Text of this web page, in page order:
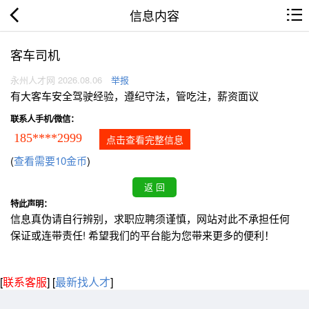
信息内容
客车司机
永州人才网 2026.08.06 举报
有大客车安全驾驶经验，遵纪守法，管吃注，薪资面议
联系人手机/微信：
185****2999 点击查看完整信息
(查看需要10金币)
特此声明：
信息真伪请自行辨别，求职应聘须谨慎，网站对此不承担任何
保证或连带责任! 希望我们的平台能为您带来更多的便利！
[联系客服] [最新找人才]